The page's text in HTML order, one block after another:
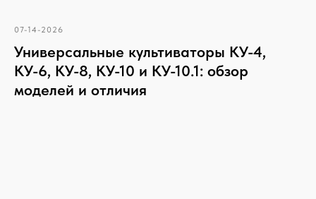
07-14-2026
Универсальные культиваторы КУ-4,
КУ-6, КУ-8, КУ-10 и КУ-10.1: обзор
моделей и отличия